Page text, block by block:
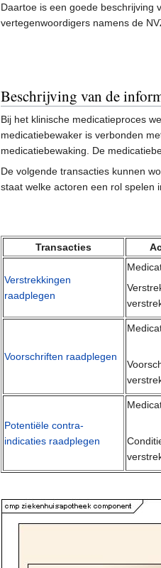
Daartoe is een goede beschrijving
vertegenwoordigers namens de
Beschrijving van de
Bij het klinische medicatieproces
medicatiebewaker is verbonden
medicatiebewaking. De
De volgende transacties kunnen
staat welke actoren een rol spelen
Transacties
Verstrekkingen
raadplegen
Voorschriften raadplegen
Potentiële contra-
indicaties raadplegen